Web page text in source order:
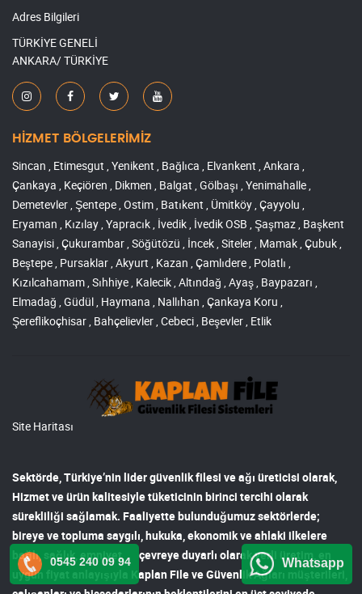
Adres Bilgileri
TÜRKİYE GENELİ
ANKARA/ TÜRKİYE
HİZMET BÖLGELERİMİZ
Sincan , Etimesgut , Yenikent , Bağlıca , Elvankent , Ankara ,
Çankaya , Keçiören , Dikmen , Balgat , Gölbaşı , Yenimahalle ,
Demetevler , Şentepe , Ostim , Batıkent , Ümitköy , Çayyolu ,
Eryaman , Kızılay , Yapracık , İvedik , İvedik OSB , Şaşmaz , Başkent
Sanayisi , Çukurambar , Söğütözü , İncek , Siteler , Mamak , Çubuk ,
Beştepe , Pursaklar , Akyurt , Kazan , Çamlıdere , Polatlı ,
Kızılcahamam , Sıhhiye , Kalecik , Altındağ , Ayaş , Baypazarı ,
Elmadağ , Güdül , Haymana , Nallıhan , Çankaya Koru ,
Şereflikoçhisar , Bahçelievler , Cebeci , Beşevler , Etlik
Site Haritası
Sektörde, Türkiye’nin lidergüvenlik filesi ve ağı üreticisi olarak,
Hizmet ve ürün kalitesiyle tüketicinin birinci tercihi olarak
sürekliliği sağlamak. Faaliyette bulunduğumuz sektörlerde;
bireye ve topluma saygılı, hukuka, ekonomik ve ahlaki ilkelere
bağlı, sağlık, emniyet, çevreye duyarlı olarak yerli üretim, en
uygun fiyat anlayışıyla
Kaplan File ve Güvenlik Ağları
müşterileri,
0545 240 09 94 Whatsapp